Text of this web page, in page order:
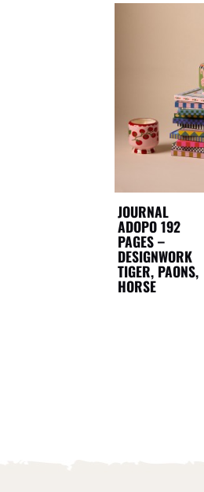
JOURNAL
ADOPO 192
PAGES –
DESIGNWORK
TIGER, PAONS,
HORSE